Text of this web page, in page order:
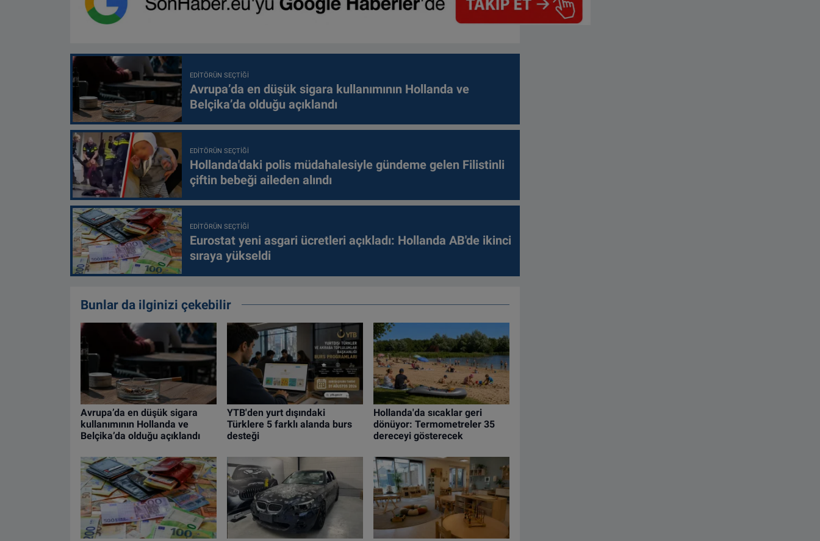
EDITÖRÜN SEÇTIĞI
Avrupa’da en düşük sigara kullanımının Hollanda ve
Belçika’da olduğu açıklandı
EDITÖRÜN SEÇTIĞI
Hollanda'daki polis müdahalesiyle gündeme gelen Filistinli
çiftin bebeği aileden alındı
EDITÖRÜN SEÇTIĞI
Eurostat yeni asgari ücretleri açıkladı: Hollanda AB'de ikinci
sıraya yükseldi
Bunlar da ilginizi çekebilir
Avrupa’da en düşük sigara
kullanımının Hollanda ve
Belçika’da olduğu açıklandı
YTB'den yurt dışındaki
Türklere 5 farklı alanda burs
desteği
Hollanda'da sıcaklar geri
dönüyor: Termometreler 35
dereceyi gösterecek